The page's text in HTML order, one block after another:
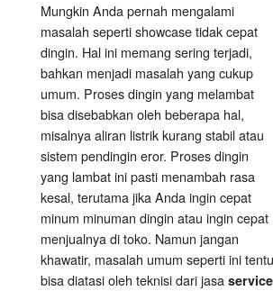
Mungkin Anda pernah mengalami
masalah seperti showcase tidak cepat
dingin. Hal ini memang sering terjadi,
bahkan menjadi masalah yang cukup
umum. Proses dingin yang melambat
bisa disebabkan oleh beberapa hal,
misalnya aliran listrik kurang stabil atau
sistem pendingin eror. Proses dingin
yang lambat ini pasti menambah rasa
kesal, terutama jika Anda ingin cepat
minum minuman dingin atau ingin cepat
menjualnya di toko. Namun jangan
khawatir, masalah umum seperti ini tentu
bisa diatasi oleh teknisi dari jasa service